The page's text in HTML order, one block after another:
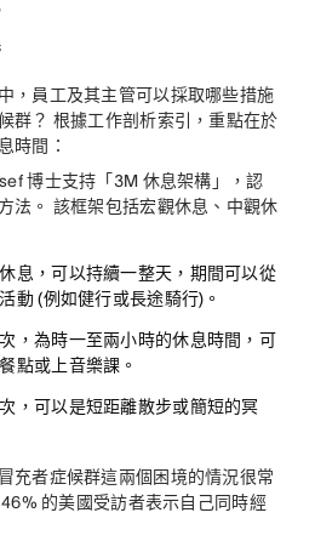
，員工及其主管可以採取哪些措施
群？ 根據工作剖析索引，重點在於
時間：
博士支持「3M 休息架構」，認
法。 該框架包括宏觀休息、中觀休
息，可以持續一整天，期間可以從
動 (例如健行或長途騎行)。
，為時一至兩小時的休息時間，可
點或上音樂課。
，可以是短距離散步或簡短的冥
充者症候群這兩個困境的情況很常
的美國受訪者表示自己同時經